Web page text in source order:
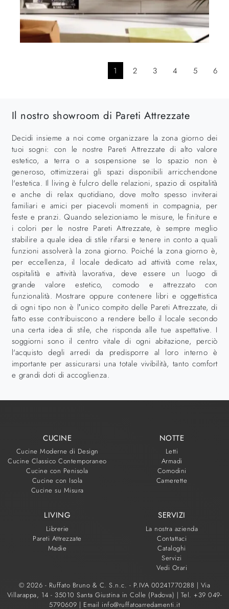
1 2 3 4 5 6
Il nostro showroom di Pareti Attrezzate
Decidi insieme a noi come organizzare la zona giorno dei
tuoi sogni: con le nostre Pareti Attrezzate di alto valore
estetico, a terra o a sospensione se lo spazio non è
generoso, ottimizzerai gli spazi disponibili arricchendone
l'estetica. Il living è fulcro delle relazioni, spazio di ospitalità
e anche di relax quotidiano, dove molto spesso inviterai
familiari e amici per piacevoli momenti in compagnia, per
feste e pranzi. Quando selezioniamo le misure, le finiture e
i colori per le nostre Pareti Attrezzate, è sempre meglio
stabilire a quale idea di stile rifarsi e tenere in conto a quali
funzioni assolverà la zona giorno. Poiché la zona giorno è,
per eccellenza, il locale dedicato ad attività come relax,
ospitalità e attività lavorativa, deve essere un luogo di
grande valore estetico, comodo e attrezzato con
funzionalità. Mostrare oppure contenere libri e oggettistica
di ogni tipo non è l’unico compito delle Pareti Attrezzate, di
fatto esse contribuiscono a rendere bello il locale secondo
una certa idea di stile, che risponda alle tue aspettative. I
soggiorni sono il centro vitale di ogni abitazione, perciò
l'acquisto degli arredi da predisporre al loro interno è
importante per assicurarsi una totale vivibilità, tanto comfort
e grandi doti di accoglienza.
CUCINE
Cucine Moderne di Design
Cucine Classico Contemporaneo
Cucine con Penisola
Cucine con Isola
Cucine su Misura
NOTTE
Letti
Armadi
Comodini
Camerette
LIVING
Librerie
Pareti Attrezzate
Madie
SERVIZI
La nostra azienda
Contattaci
Cataloghi
Servizi
Vedi Orari
© 2026 - Ruffato Bruno & C. S.n.c. - P.IVA 00241770288 | Via
Villarappa, 14 - 35010 Santa Giustina in Colle (Padova) | Tel. +39 049-
5790609 | Email info@ruffatoarredamenti.it